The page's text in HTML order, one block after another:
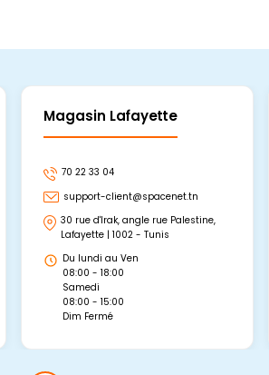
Magasin Lafayette
70 22 33 04
support-client@spacenet.tn
30 rue d'Irak, angle rue Palestine,
Lafayette | 1002 - Tunis
Du lundi au Ven
08:00 - 18:00
Samedi
08:00 - 15:00
Dim Fermé